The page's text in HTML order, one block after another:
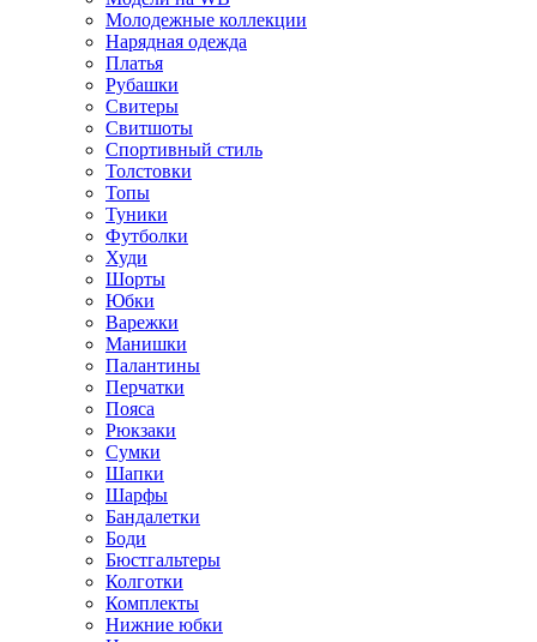
Молодежные коллекции
Нарядная одежда
Платья
Рубашки
Свитеры
Свитшоты
Спортивный стиль
Толстовки
Топы
Туники
Футболки
Худи
Шорты
Юбки
Варежки
Манишки
Палантины
Перчатки
Пояса
Рюкзаки
Сумки
Шапки
Шарфы
Бандалетки
Боди
Бюстгальтеры
Колготки
Комплекты
Нижние юбки